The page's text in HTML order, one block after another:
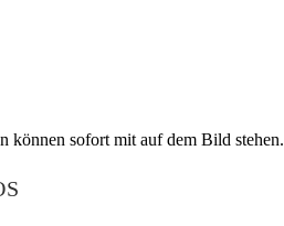
können sofort mit auf dem Bild stehen.